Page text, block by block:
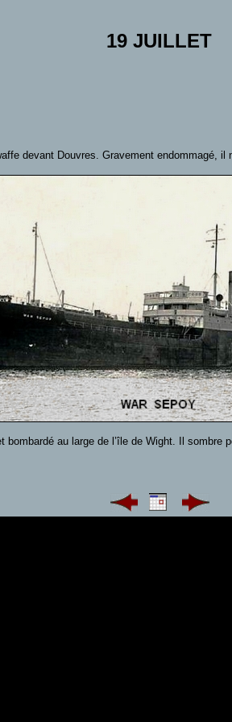
19 JUILLET
devant Douvres. Gravement endommagé,
au large de l’île de Wight. Il sombre